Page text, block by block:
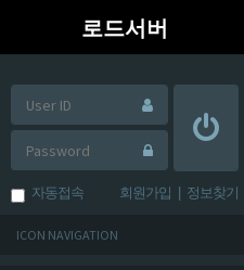
로드서버
자동접속 회원가입 정보찾기
ICON NAVIGATION